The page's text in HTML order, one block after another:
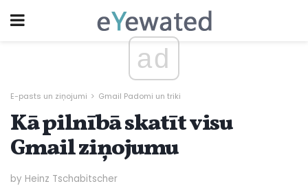
ad
E-pasts un ziņojumi Gmail Padomi un triki
Kā pilnībā skatīt visu
Gmail ziņojumu
by Heinz Tschabitscher